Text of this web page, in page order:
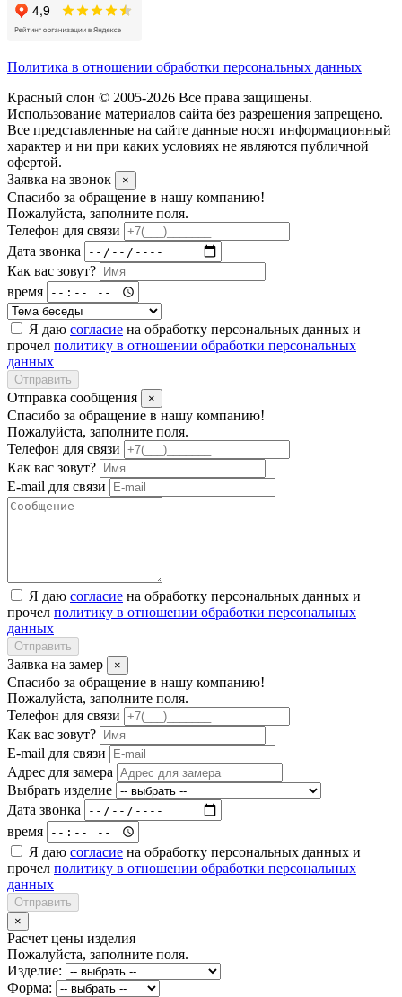
Политика в отношении обработки персональных данных
Красный слон © 2005-2026 Все права защищены.
Использование материалов сайта без разрешения запрещено.
Все представленные на сайте данные носят информационный
характер и ни при каких условиях не являются публичной
офертой.
Заявка на звонок
×
Спасибо за обращение в нашу компанию!
Пожалуйста, заполните поля.
Телефон для связи
Дата звонка
Как вас зовут?
время
Я даю согласие на обработку персональных данных и
прочел политику в отношении обработки персональных
данных
Отправить
Отправка сообщения ×
Спасибо за обращение в нашу компанию!
Пожалуйста, заполните поля.
Телефон для связи
Как вас зовут?
E-mail для связи
Я даю согласие на обработку персональных данных и
прочел политику в отношении обработки персональных
данных
Отправить
Заявка на замер ×
Спасибо за обращение в нашу компанию!
Пожалуйста, заполните поля.
Телефон для связи
Как вас зовут?
E-mail для связи
Адрес для замера
Выбрать изделие
Дата звонка
время
Я даю согласие на обработку персональных данных и
прочел политику в отношении обработки персональных
данных
Отправить
×
Расчет цены изделия
Пожалуйста, заполните поля.
Изделие:
Форма: